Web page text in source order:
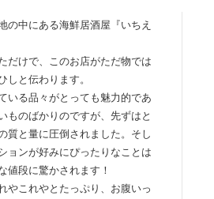
の中にある海鮮居酒屋『いちえ
だけで、このお店がただ物では
しと伝わります。
いる品々がとっても魅力的であ
ものばかりのですが、先ずはと
質と量に圧倒されました。そし
ョンが好みにぴったりなことは
値段に驚かされます！
やこれやとたっぷり、お腹いっ